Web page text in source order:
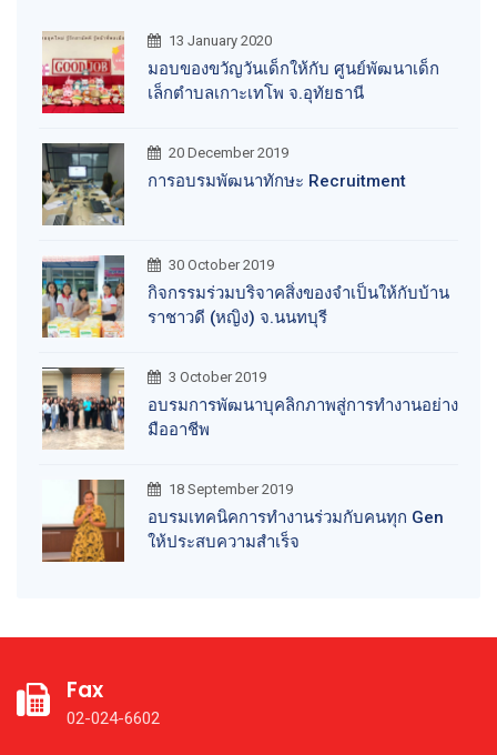
13 January 2020
มอบของขวัญวันเด็กให้กับ ศูนย์พัฒนาเด็ก
เล็กตำบลเกาะเทโพ จ.อุทัยธานี
20 December 2019
การอบรมพัฒนาทักษะ Recruitment
30 October 2019
กิจกรรมร่วมบริจาคสิ่งของจำเป็นให้กับบ้าน
ราชาวดี (หญิง) จ.นนทบุรี
3 October 2019
อบรมการพัฒนาบุคลิกภาพสู่การทำงานอย่าง
มืออาชีพ
18 September 2019
อบรมเทคนิคการทำงานร่วมกับคนทุก Gen
ให้ประสบความสำเร็จ
Fax
02-024-6602